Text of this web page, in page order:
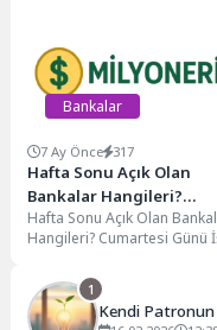
Bankalar
7 Ay Önce 317
Hafta Sonu Açık Olan
Bankalar Hangileri?
Cumartesi Günü İşlem
Yapabileceğiniz Şubeler
Hafta Sonu Açık Olan
Hangileri? Cumartesi Günü
işlemlerinizi hafta içi...
1
Kendi Patronun